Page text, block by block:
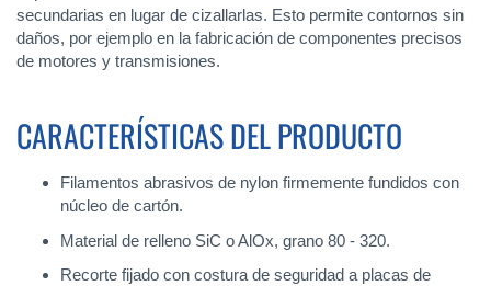
secundarias en lugar de cizallarlas. Esto permite contornos sin
daños, por ejemplo en la fabricación de componentes precisos
de motores y transmisiones.
CARACTERÍSTICAS DEL PRODUCTO
Filamentos abrasivos de nylon firmemente fundidos con
núcleo de cartón.
Material de relleno SiC o AlOx, grano 80 - 320.
Recorte fijado con costura de seguridad a placas de